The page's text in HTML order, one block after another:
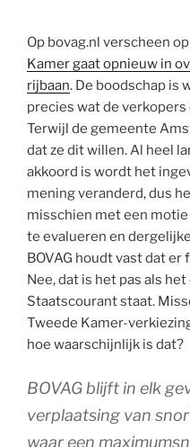
Op bovag.nl verscheen
Kamer gaat opnieuw in
rijbaan. De boodschap is
precies wat de
Terwijl de gemeente
dat ze dit willen. Al heel
akkoord is wordt het
mening veranderd, dus
misschien met een
te evalueren en
BOVAG houdt vast dat
Nee, dat is het pas als
Staatscourant staat.
Tweede Kamer-
hoe waarschijnlijk is dat?
BOVAG blijft in elk
verplaatsing van
waar een